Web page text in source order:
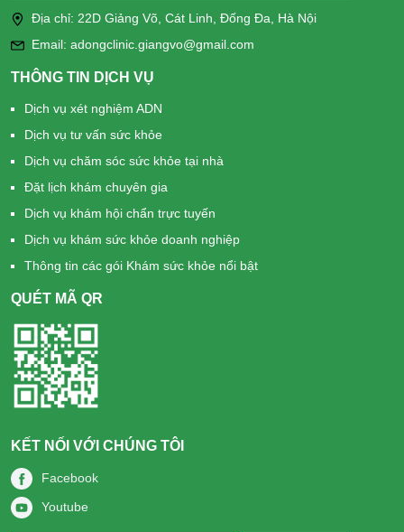
Địa chỉ: 22D Giảng Võ, Cát Linh, Đống Đa, Hà Nội
Email: adongclinic.giangvo@gmail.com
THÔNG TIN DỊCH VỤ
Dịch vụ xét nghiệm ADN
Dịch vụ tư vấn sức khỏe
Dịch vụ chăm sóc sức khỏe tại nhà
Đặt lịch khám chuyên gia
Dịch vụ khám hội chẩn trực tuyến
Dịch vụ khám sức khỏe doanh nghiệp
Thông tin các gói Khám sức khỏe nổi bật
QUÉT MÃ QR
KẾT NỐI VỚI CHÚNG TÔI
Facebook
Youtube